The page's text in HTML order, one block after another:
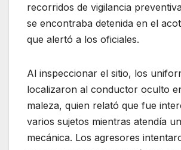
recorridos de vigilancia
se encontraba detenida en el
que alertó a los oficiales.
Al inspeccionar el sitio, los
localizaron al conductor oculto
maleza, quien relató que fue
varios sujetos mientras atendía
mecánica. Los agresores